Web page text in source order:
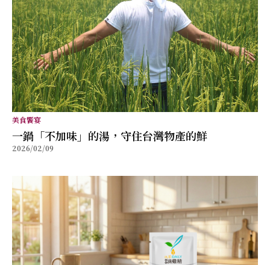
美食饗宴
⼀鍋「不加味」的湯，守住台灣物產的鮮
2026/02/09